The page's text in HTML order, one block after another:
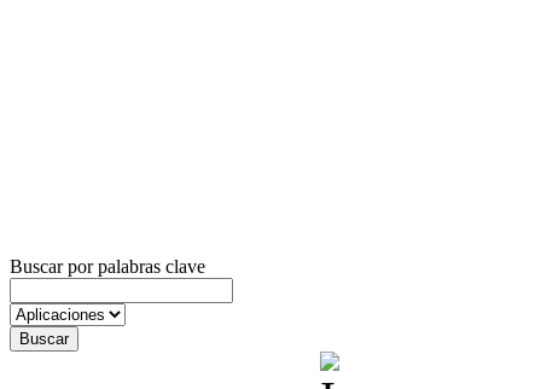
Buscar por palabras clave